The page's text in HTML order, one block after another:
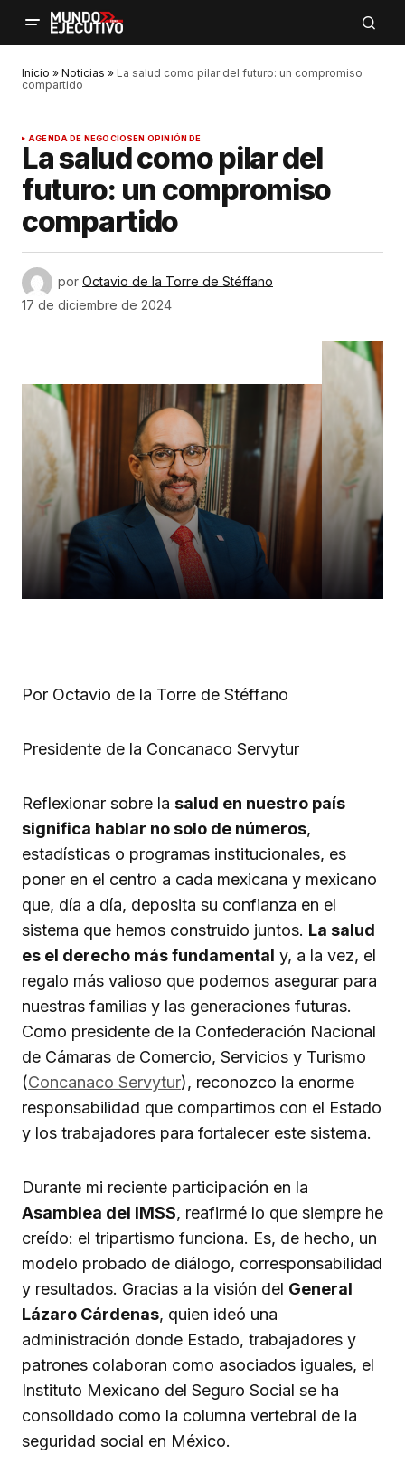
Inicio » Noticias » La salud como pilar del futuro: un compromiso
compartido
AGENDA DE NEGOCIOSEN OPINIÓN DE
La salud como pilar del
futuro: un compromiso
compartido
por Octavio de la Torre de Stéffano
17 de diciembre de 2024
Por Octavio de la Torre de Stéffano
Presidente de la Concanaco Servytur
Reflexionar sobre la salud en nuestro país
significa hablar no solo de números,
estadísticas o programas institucionales, es
poner en el centro a cada mexicana y mexicano
que, día a día, deposita su confianza en el
sistema que hemos construido juntos. La salud
es el derecho más fundamental y, a la vez, el
regalo más valioso que podemos asegurar para
nuestras familias y las generaciones futuras.
Como presidente de la Confederación Nacional
de Cámaras de Comercio, Servicios y Turismo
(Concanaco Servytur), reconozco la enorme
responsabilidad que compartimos con el Estado
y los trabajadores para fortalecer este sistema.
Durante mi reciente participación en la
Asamblea del IMSS, reafirmé lo que siempre he
creído: el tripartismo funciona. Es, de hecho, un
modelo probado de diálogo, corresponsabilidad
y resultados. Gracias a la visión del General
Lázaro Cárdenas, quien ideó una
administración donde Estado, trabajadores y
patrones colaboran como asociados iguales, el
Instituto Mexicano del Seguro Social se ha
consolidado como la columna vertebral de la
seguridad social en México.